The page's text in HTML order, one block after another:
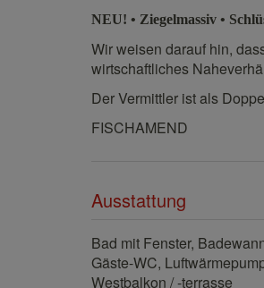
NEU! • Ziegelmassiv •
Wir weisen darauf hin,
wirtschaftliches
Der Vermittler ist als
FISCHAMEND
Ausstattung
Bad mit Fenster
Gäste-WC
Westbalkon / -terrasse